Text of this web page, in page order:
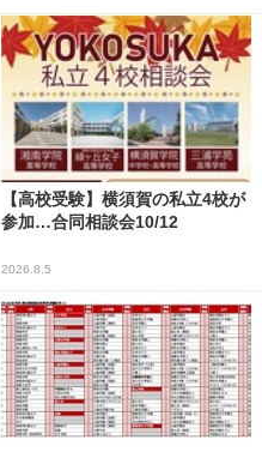
【高校受験】横須賀の私立4校が
参加…合同相談会10/12
2026.8.5